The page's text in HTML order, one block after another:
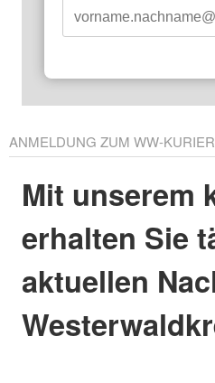
ANMELDUNG ZUM WW-
Mit unserem
erhalten Sie
aktuellen